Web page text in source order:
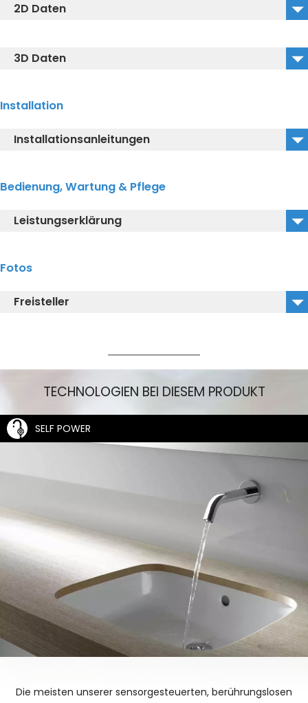
2D Daten
3D Daten
DLE124DHE4_3D_DXF
Installation
Installationsanleitungen
DLE424SMAE_Thermostatic Mixing Valve
Bedienung, Wartung & Pflege
Leistungserklärung
Fotos
Freisteller
TECHNOLOGIEN BEI DIESEM PRODUKT
SELF POWER
Die meisten unserer sensorgesteuerten, berührungslosen